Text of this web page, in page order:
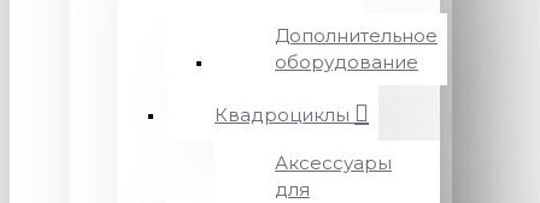
Дополнительное
оборудование
Квадроциклы
Аксессуары
для